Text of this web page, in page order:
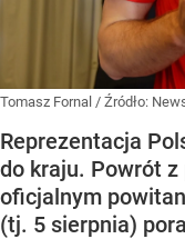
Tomasz Fornal / Źródło:
Reprezentacja
do kraju. Powrót z
oficjalnym
(tj. 5 sierpnia)